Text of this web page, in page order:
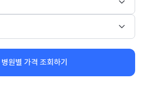
병원별 가격 조회하기